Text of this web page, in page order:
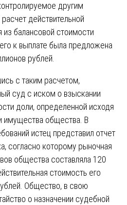
другим
действительной
балансовой стоимости
к выплате была предложена
рублей.
с таким расчетом,
суд с иском о взыскании
доли, определенной исходя
имущества общества. В
истец представил отчет
согласно которому рыночная
общества составляла 120
стоимость его
Общество, в свою
о назначении судебной